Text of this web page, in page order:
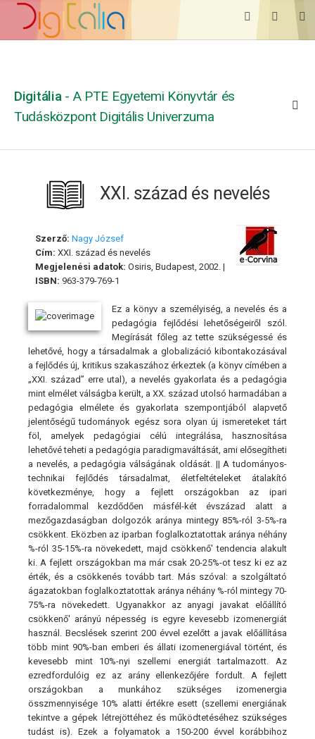
Digitália - A PTE Egyetemi Könyvtár és
Tudásközpont Digitális Univerzuma
XXI. század és nevelés
Szerző: Nagy József
Cím: XXI. század és nevelés
Megjelenési adatok: Osiris, Budapest, 2002. |
ISBN: 963-379-769-1
Ez a könyv a személyiség, a nevelés és a
pedagógia fejlődési lehetőségeiről szól.
Megírását főleg az tette szükségessé és
lehetővé, hogy a társadalmak a globalizáció kibontakozásával
a fejlődés új, kritikus szakaszához érkeztek (a könyv címében a
„XXI. század” erre utal), a nevelés gyakorlata és a pedagógia
mint elmélet válságba került, a XX. század utolsó harmadában a
pedagógia elmélete és gyakorlata szempontjából alapvető
jelentőségű tudományok egész sora olyan új ismereteket tárt
föl, amelyek pedagógiai célú integrálása, hasznosítása
lehetővé teheti a pedagógia paradigmaváltását, ami elősegítheti
a nevelés, a pedagógia válságának oldását. || A tudományos-
technikai fejlődés társadalmat, életfeltételeket átalakító
következménye, hogy a fejlett országokban az ipari
forradalommal kezdődően másfél-két évszázad alatt a
mezőgazdaságban dolgozók aránya mintegy 85%-ról 3-5%-ra
csökkent. Eközben az iparban foglalkoztatottak aránya néhány
%-ról 35-15%-ra növekedett, majd csökkenő' tendencia alakult
ki. A fejlett országokban ma már csak 20-25%-ot tesz ki ez az
érték, és a csökkenés tovább tart. Más szóval: a szolgáltató
ágazatokban foglalkoztatottak aránya néhány %-ról mintegy 70-
75%-ra növekedett. Ugyanakkor az anyagi javakat előállító
csökkenő' arányú népesség is egyre kevesebb izomenergiát
használ. Becslések szerint 200 évvel ezelőtt a javak előállítása
több mint 90%-ban emberi és állati izomenergiával történt, és
kevesebb mint 10%-nyi szellemi energiát tartalmazott. Az
ezredfordulóig ez az arány ellenkezőjére fordult. A fejlett
országokban a munkához szükséges izomenergia
összmennyisége 10% alatti értékre esett (szellemi energiának
tekintve a gépek létrejöttéhez és működtetéséhez szükséges
tudást is). Ezek a folyamatok a 150-200 évvel korábbihoz